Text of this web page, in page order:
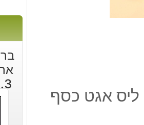
ליס אגט כסף